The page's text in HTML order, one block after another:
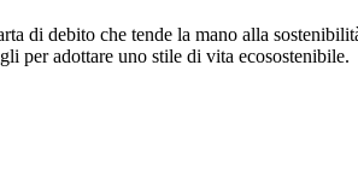
di debito che tende la mano alla
per adottare uno stile di vita ecosostenibile.